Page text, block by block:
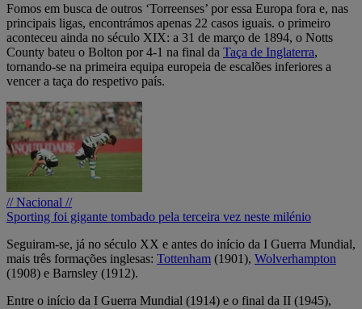
Fomos em busca de outros ‘Torreenses’ por essa Europa fora e, nas
principais ligas, encontrámos apenas 22 casos iguais. o primeiro
aconteceu ainda no século XIX: a 31 de março de 1894, o Notts
County bateu o Bolton por 4-1 na final da Taça de Inglaterra,
tornando-se na primeira equipa europeia de escalões inferiores a
vencer a taça do respetivo país.
// Nacional //
Sporting foi gigante tombado pela terceira vez neste milénio
Seguiram-se, já no século XX e antes do início da I Guerra Mundial,
mais três formações inglesas: Tottenham (1901), Wolverhampton
(1908) e Barnsley (1912).
Entre o início da I Guerra Mundial (1914) e o final da II (1945),